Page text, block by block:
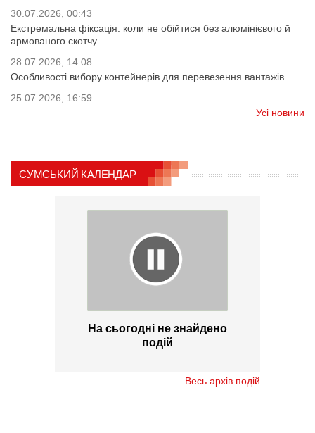
30.07.2026, 00:43
Екстремальна фіксація: коли не обійтися без алюмінієвого й
армованого скотчу
28.07.2026, 14:08
Особливості вибору контейнерів для перевезення вантажів
25.07.2026, 16:59
Усі новини
СУМСЬКИЙ КАЛЕНДАР
На сьогодні не знайдено
подій
Весь архів подій